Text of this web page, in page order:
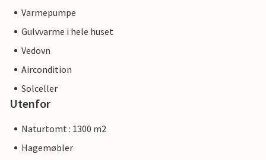
Varmepumpe
Gulvvarme i hele huset
Vedovn
Aircondition
Solceller
Utenfor
Naturtomt : 1300 m2
Hagemøbler